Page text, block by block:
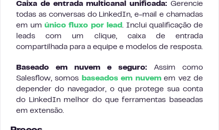
Caixa de entrada multicanal unificada: Gerencie
todas as conversas do LinkedIn, e-mail e chamadas
em umúnico fluxo por lead . Inclui qualificação de
leads com um clique, caixa de entrada
compartilhada para a equipe e modelos de resposta.
Baseado em nuvem e seguro: Assim como
Salesflow, somos
baseados em nuvemem vez de
depender do navegador, o que protege sua conta
do LinkedIn melhor do que ferramentas baseadas
em extensão.